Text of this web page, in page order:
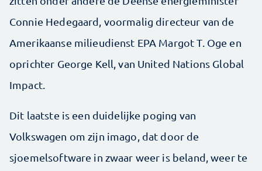
Connie Hedegaard, voormalig directeur van de
Amerikaanse milieudienst EPA Margot T. Oge en
oprichter George Kell, van United Nations Global
Impact.
Dit laatste is een duidelijke poging van
Volkswagen om zijn imago, dat door de
sjoemelsoftware in zwaar weer is beland, weer te